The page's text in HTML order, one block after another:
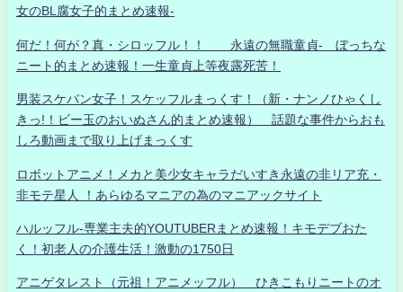
女のBL腐女子的まとめ速報-
何だ！何が？真・シロッフル！！ 永遠の無職童貞- ぼっちな
ニート的まとめ速報！一生童貞上等夜露死苦！
男装スケバン女子！スケッフルまっくす！（新・ナンノひゃくし
きっ!！ビー玉のおいぬさん的まとめ速報） 話題な事件からおも
しろ動画まで取り上げまっくす
ロボットアニメ！メカと美少女キャラだいすき永遠の非リア充・
非モテ星人 ！あらゆるマニアの為のマニアックサイト
ハルッフル-専業主夫的YOUTUBERまとめ速報！キモデブおた
く！初老人の介護生活！激動の1750日
アニゲタレスト（元祖！アニメッフル） ひきこもりニートのオ